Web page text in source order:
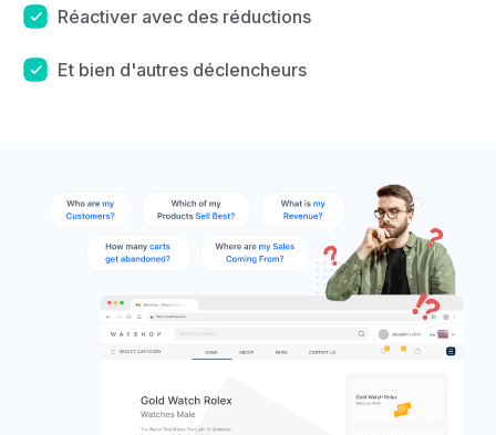
Réactiver avec des réductions
Et bien d'autres déclencheurs